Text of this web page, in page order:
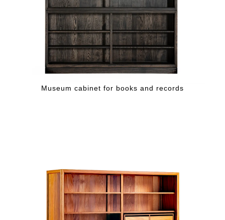
Museum cabinet for books and records